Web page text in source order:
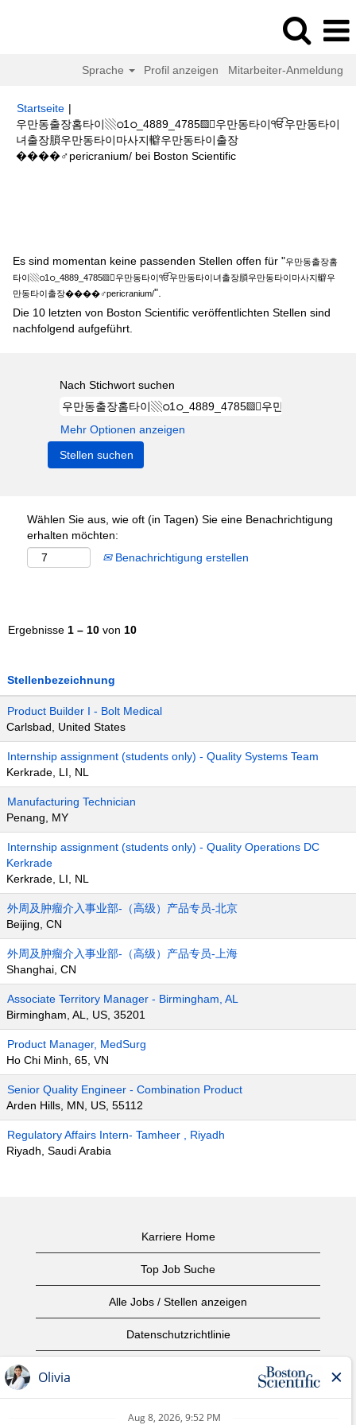
Sprache Profil anzeigen Mitarbeiter-Anmeldung
Startseite |
우만동출장홈타이▧ഠ1ഠ_4889_4785▧우만동타이ੴ우만동타이
녀출장䐝우만동타이마사지䡶우만동타이출장
����‍♂️pericranium/ bei Boston Scientific(aktuelle
Es sind momentan keine passenden Stellen offen für "우만동출장홈
타이▧ഠ1ഠ_4889_4785▧우만동타이ੴ우만동타이녀출장䐝우만동타이마사지䡶우
만동타이출장����‍♂️pericranium/".
Die 10 letzten von Boston Scientific veröffentlichten Stellen sind
nachfolgend aufgeführt.
Nach Stichwort suchen
Mehr Optionen anzeigen
Wählen Sie aus, wie oft (in Tagen) Sie eine Benachrichtigung
erhalten möchten:
Benachrichtigung erstellen
Ergebnisse 1 – 10 von 10
Stellenbezeichnung
Product Builder I - Bolt Medical
Carlsbad, United States
Internship assignment (students only) - Quality Systems Team
Kerkrade, LI, NL
Manufacturing Technician
Penang, MY
Internship assignment (students only) - Quality Operations DC
Kerkrade
Kerkrade, LI, NL
外周及肿瘤介入事业部-（高级）产品专员-北京
Beijing, CN
外周及肿瘤介入事业部-（高级）产品专员-上海
Shanghai, CN
Associate Territory Manager - Birmingham, AL
Birmingham, AL, US, 35201
Product Manager, MedSurg
Ho Chi Minh, 65, VN
Senior Quality Engineer - Combination Product
Arden Hills, MN, US, 55112
Regulatory Affairs Intern- Tamheer , Riyadh
Riyadh, Saudi Arabia
Karriere Home
Top Job Suche
Alle Jobs / Stellen anzeigen
Datenschutzrichtlinie
Urheberrecht